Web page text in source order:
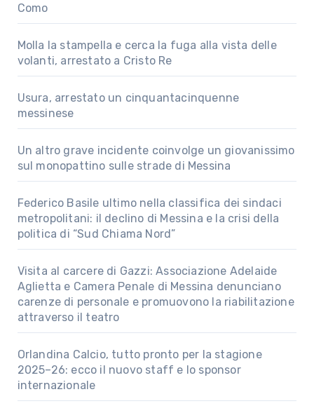
Como
Molla la stampella e cerca la fuga alla vista delle
volanti, arrestato a Cristo Re
Usura, arrestato un cinquantacinquenne
messinese
Un altro grave incidente coinvolge un giovanissimo
sul monopattino sulle strade di Messina
Federico Basile ultimo nella classifica dei sindaci
metropolitani: il declino di Messina e la crisi della
politica di “Sud Chiama Nord”
Visita al carcere di Gazzi: Associazione Adelaide
Aglietta e Camera Penale di Messina denunciano
carenze di personale e promuovono la riabilitazione
attraverso il teatro
Orlandina Calcio, tutto pronto per la stagione
2025–26: ecco il nuovo staff e lo sponsor
internazionale